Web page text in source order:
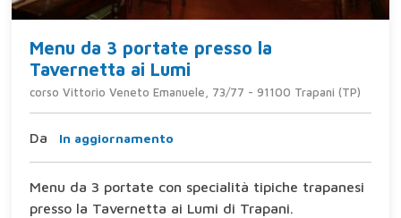
Menu da 3 portate presso la
Tavernetta ai Lumi
corso Vittorio Veneto Emanuele, 73/77 - 91100 Trapani (TP)
Da In aggiornamento
Menu da 3 portate con specialità tipiche trapanesi
presso la Tavernetta ai Lumi di Trapani.